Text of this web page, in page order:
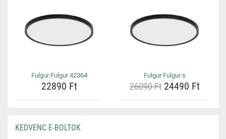
Fulgur Fulgur 42364
22890 Ft
Fulgur Fulgur s
26090 Ft24490 Ft
KEDVENC E-BOLTOK